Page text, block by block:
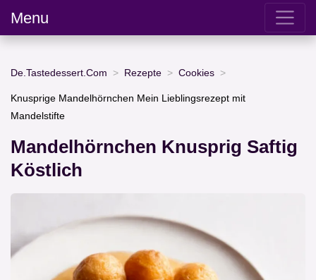
Menu
De.Tastedessert.Com Rezepte Cookies
Knusprige Mandelhörnchen Mein Lieblingsrezept mit
Mandelstifte
Mandelhörnchen Knusprig Saftig
Köstlich